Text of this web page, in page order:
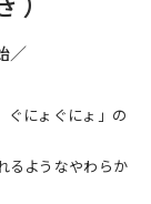
／
ぐにょぐにょ」の
るようなやわらか